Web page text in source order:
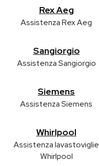
Rex Aeg
Assistenza Rex Aeg
Sangiorgio
Assistenza Sangiorgio
Siemens
Assistenza Siemens
Whirlpool
Assistenza lavastoviglie
Whirlpool